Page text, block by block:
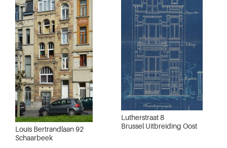
Louis Bertrandlaan 92
Schaarbeek
Lutherstraat 8
Brussel Uitbreiding Oost